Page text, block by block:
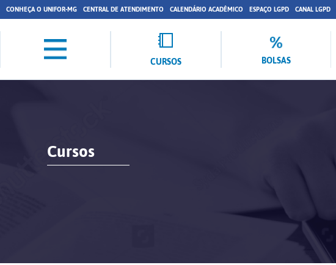
CONHEÇA O UNIFOR-MG CENTRAL DE ATENDIMENTO CALENDÁRIO ACADÊMICO ESPAÇO LGPD CANAL LGPD
CURSOS BOLSAS
Cursos